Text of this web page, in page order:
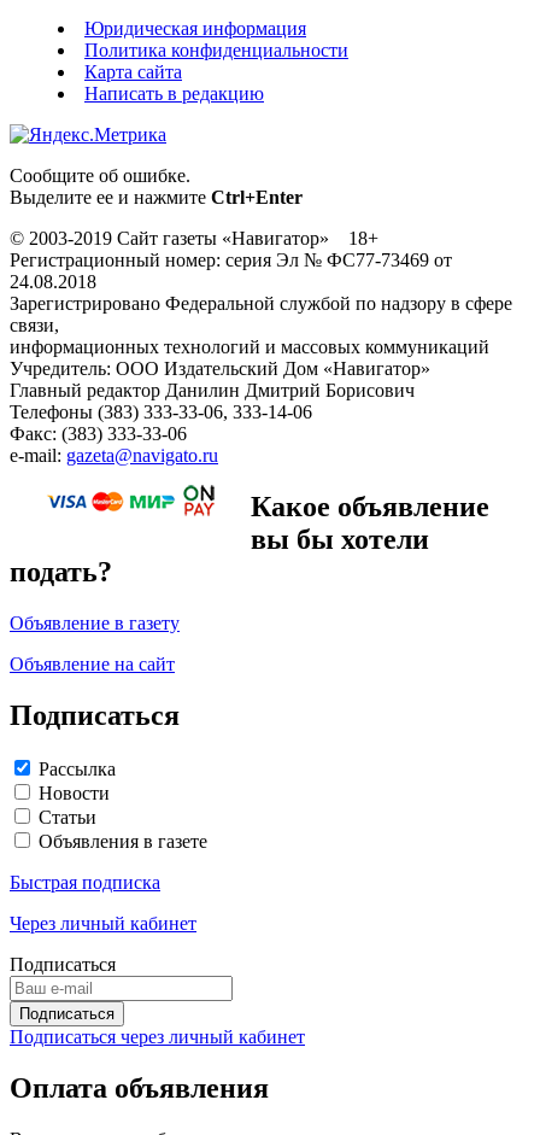
Юридическая информация
Политика конфиденциальности
Карта сайта
Написать в редакцию
Сообщите об ошибке.
Выделите ее и нажмите Ctrl+Enter
© 2003-2019 Сайт газеты «Навигатор» 18+
Регистрационный номер: серия Эл № ФС77-73469 от
24.08.2018
Зарегистрировано Федеральной службой по надзору в сфере
связи,
информационных технологий и массовых коммуникаций
Учредитель: ООО Издательский Дом «Навигатор»
Главный редактор Данилин Дмитрий Борисович
Телефоны (383) 333-33-06, 333-14-06
Факс: (383) 333-33-06
e-mail: gazeta@navigato.ru
Какое объявление
вы бы хотели
подать?
Объявление в газету
Объявление на сайт
Подписаться
Рассылка
Новости
Статьи
Объявления в газете
Быстрая подписка
Через личный кабинет
Подписаться
Подписаться через личный кабинет
Оплата объявления